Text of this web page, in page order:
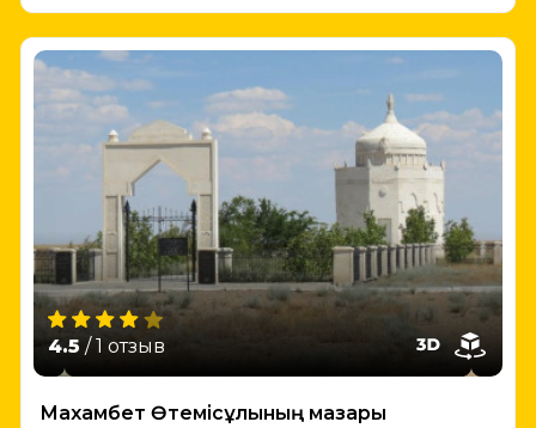
4.5 / 1 отзыв
Махамбет Өтемісұлының мазары